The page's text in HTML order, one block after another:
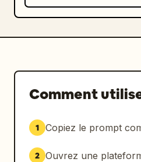
Comment
1 Copiez le prompt
2 Ouvrez une